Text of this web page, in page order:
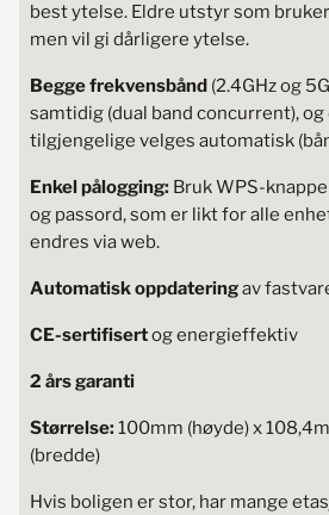
best ytelse. Eldre utstyr som
men vil gi dårligere ytelse.
Begge frekvensbånd(2.4GHz og
samtidig (dual band concurrent),
tilgjengelige velges automatisk
Enkel pålogging: Bruk WPS-
og passord, som er likt for alle
endres via web.
Automatisk oppdateringav
CE-sertifisertog energieffektiv
2 års garanti
Størrelse: 100mm (høyde) x
(bredde)
Hvis boligen er stor, har mange